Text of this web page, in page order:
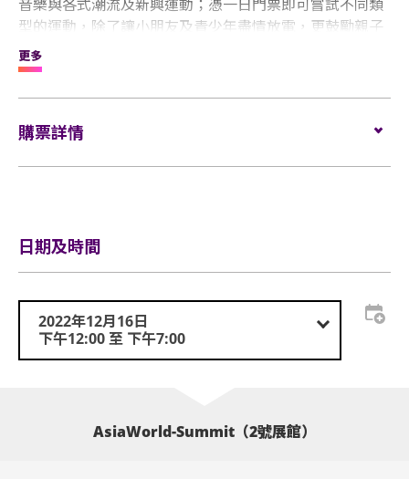
音樂與各式潮流及新興運動；憑一日門票即可嘗試不同類
型的運動，除了讓小朋友及青少年盡情放電，更鼓勵親子
一同挑戰，留下好玩難忘的回憶。
者更可即日獲頒「BPM 全能運動員紀念獎牌」乙個。完成
更多
購票詳情
日期及時間
2022年12月16日
下午12:00 至 下午7:00
AsiaWorld-Summit（2號展館）